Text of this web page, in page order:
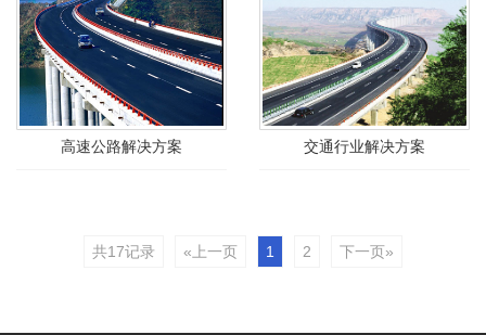
高速公路解决方案 交通行业解决方案
共17记录 «上一页 1 2 下一页»